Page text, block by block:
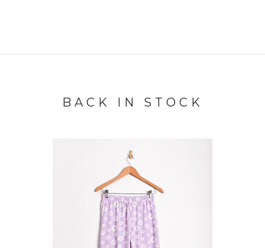
BACK IN STOCK